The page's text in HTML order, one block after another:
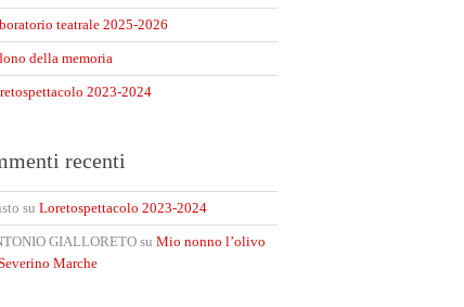
teatrale 2025-2026
della memoria
2023-2024
recenti
su Loretospettacolo 2023-2024
GIALLORETO su Mio nonno l’olivo
Marche